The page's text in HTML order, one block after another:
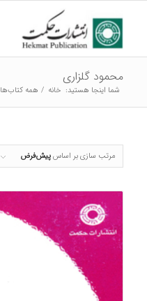
محمود گلزاری
شما اینجا هستید: خانه / همه کتاب‌ها
مرتب سازی بر اساسپیش‌فرض